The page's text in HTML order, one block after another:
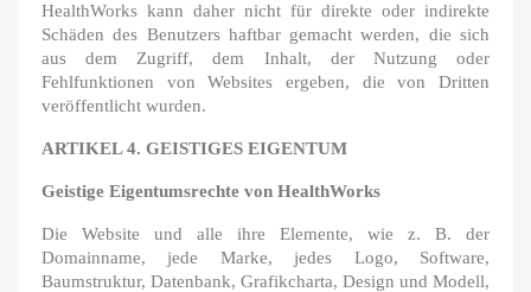
HealthWorks kann daher nicht für direkte oder indirekte
Schäden des Benutzers haftbar gemacht werden, die sich
aus dem Zugriff, dem Inhalt, der Nutzung oder
Fehlfunktionen von Websites ergeben, die von Dritten
veröffentlicht wurden.
ARTIKEL 4. GEISTIGES EIGENTUM
Geistige Eigentumsrechte von HealthWorks
Die Website und alle ihre Elemente, wie z. B. der
Domainname, jede Marke, jedes Logo, Software,
Baumstruktur, Datenbank, Grafikcharta, Design und Modell,